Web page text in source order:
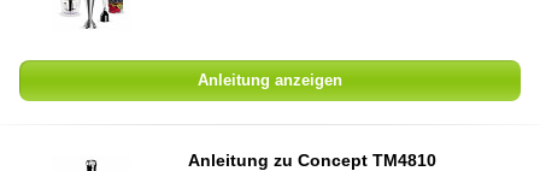
Anleitung anzeigen
Anleitung zu Concept TM4810